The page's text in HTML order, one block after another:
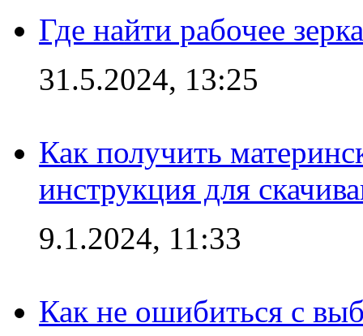
Где найти рабочее
31.5.2024, 13:25
Как получить
инструкция для
9.1.2024, 11:33
Как не ошибиться с